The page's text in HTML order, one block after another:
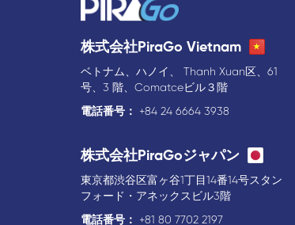
株式会社PiraGo Vietnam
ベトナム、ハノイ、 Thanh Xuan区、61
号、3 階、Comatceビル３階
電話番号：
+84 24 6664 3938
株式会社PiraGoジャパン
東京都渋谷区富ヶ谷1丁目14番14号スタン
フォード・アネックスビル3階
電話番号：
+81 80 7702 2197